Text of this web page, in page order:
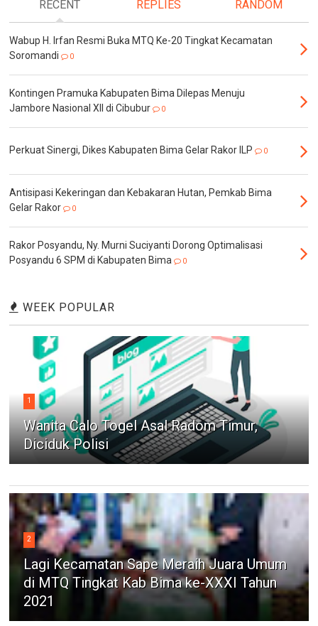
RECENT REPLIES RANDOM
Wabup H. Irfan Resmi Buka MTQ Ke-20 Tingkat Kecamatan
Soromandi
0
Kontingen Pramuka Kabupaten Bima Dilepas Menuju
Jambore Nasional XII di Cibubur
0
Perkuat Sinergi, Dikes Kabupaten Bima Gelar Rakor ILP 0
Antisipasi Kekeringan dan Kebakaran Hutan, Pemkab Bima
Gelar Rakor
0
Rakor Posyandu, Ny. Murni Suciyanti Dorong Optimalisasi
Posyandu 6 SPM di Kabupaten Bima
0
WEEK POPULAR
1
Wanita Calo Togel Asal Radom Timur,
Diciduk Polisi
2
Lagi Kecamatan Sape Meraih Juara Umum
di MTQ Tingkat Kab Bima ke-XXXI Tahun
2021